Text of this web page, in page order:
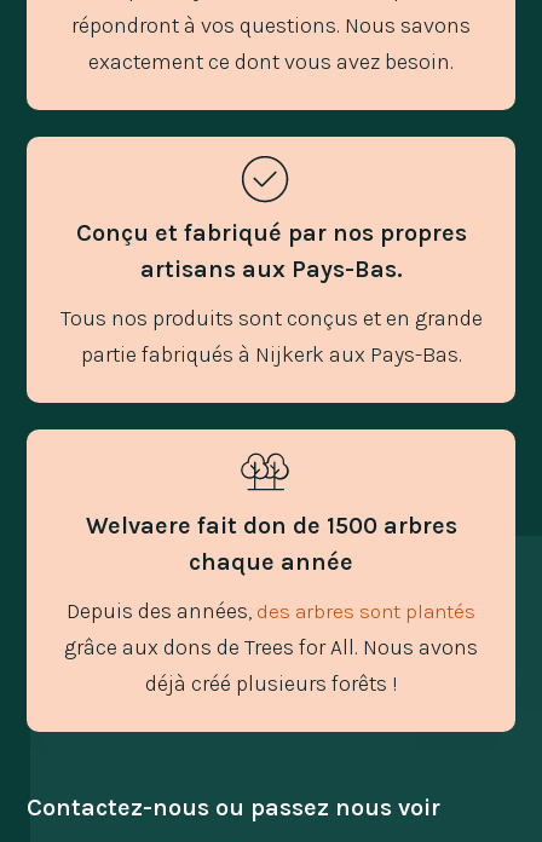
répondront à vos questions. Nous savons
exactement ce dont vous avez besoin.
Conçu et fabriqué par nos propres
artisans aux Pays-Bas.
Tous nos produits sont conçus et en grande
partie fabriqués à Nijkerk aux Pays-Bas.
Welvaere fait don de 1500 arbres
chaque année
Depuis des années, des arbres sont plantés
grâce aux dons de Trees for All. Nous avons
déjà créé plusieurs forêts !
Contactez-nous ou passez nous voir